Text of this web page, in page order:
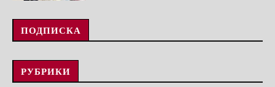
ПОДПИСКА
РУБРИКИ